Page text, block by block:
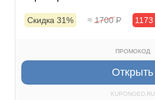
Скидка 31% ≈ 1700Р 1173
ПРОМОКОД
Открыть
KUPONOED.RU